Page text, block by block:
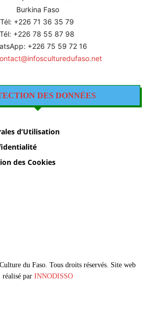
Burkina Faso
Tél: +226 71 36 35 79
Tél: +226 78 55 87 98
+226 75 59 72 16
DES DONNÉES
d’Utilisation
des Cookies
du Faso. Tous droits réservés. Site web
réalisé par INNODISSO